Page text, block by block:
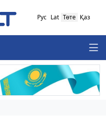
Қаз
Төте
Lat
Рус